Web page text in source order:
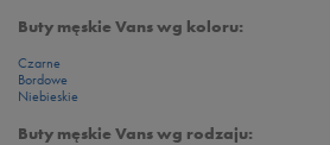
Buty męskie Vans wg koloru:
Czarne
Bordowe
Niebieskie
Buty męskie Vans wg rodzaju: